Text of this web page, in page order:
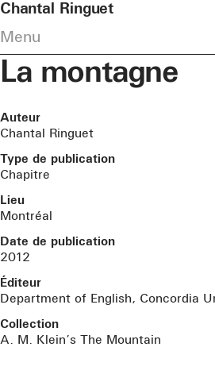
Chantal Ringuet
Menu
La montagne
Auteur
Chantal Ringuet
Type de publication
Chapitre
Lieu
Montréal
Date de publication
2012
Éditeur
Department of English, Concordia
Collection
A. M. Klein’s The Mountain